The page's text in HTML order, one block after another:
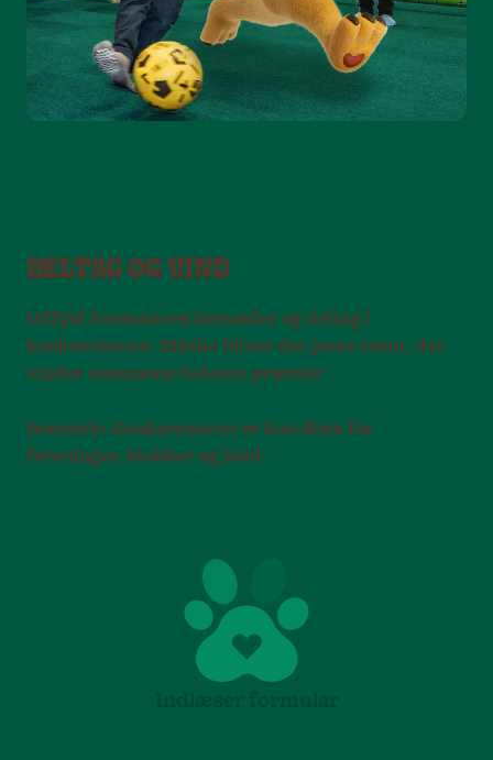
DELTAG OG VIND
Udfyld formularen herunder og deltag i
konkurrencen. Måske bliver det jeres team, der
vinder sæsonens fedeste præmie!
Bemærk: Konkurrencen er kun åben for
foreninger, klubber og hold.